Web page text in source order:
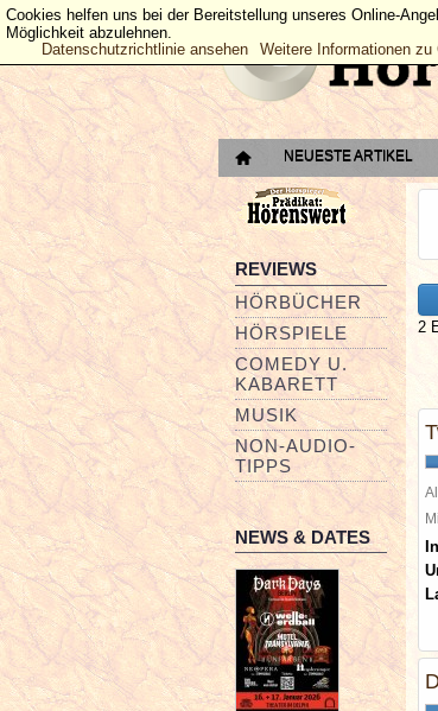
NEUESTE ARTIKEL
REVIEWS
HÖRBÜCHER
HÖRSPIELE
COMEDY U.
KABARETT
MUSIK
NON-AUDIO-
TIPPS
NEWS & DATES
2
Cookies helfen uns bei der Bereitstellung unseres Online-
Möglichkeit abzulehnen.
Datenschutzrichtlinie ansehen
Weitere Informationen